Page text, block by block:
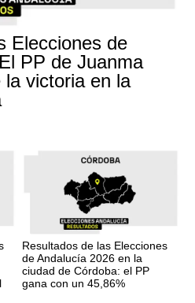
Elecciones de
PP de Juanma
la victoria en la
Resultados de las Elecciones
de Andalucía 2026 en la
ciudad de Córdoba: el PP
gana con un 45,86%